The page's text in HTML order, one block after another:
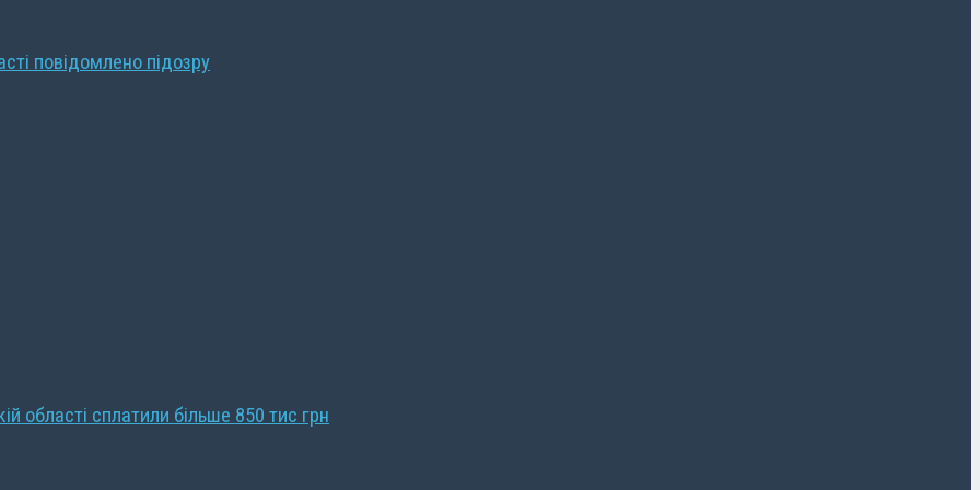
повідомлено підозру
області сплатили більше 850 тис грн